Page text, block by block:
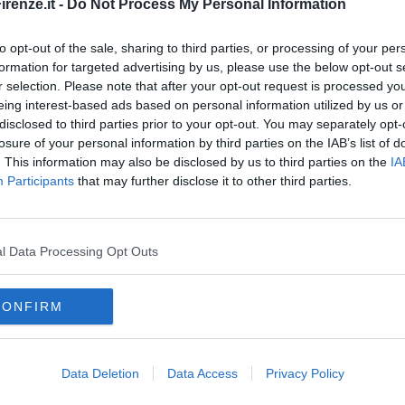
- Do Not Process My Personal Information
opt-out of the sale, sharing to third parties, or processing of your
for targeted advertising by us, please use the below opt-out
selection. Please note that after your opt-out request is processed
interest-based ads based on personal information utilized by us
to third parties prior to your opt-out. You may separately
of your personal information by third parties on the IAB’s list of
This information may also be disclosed by us to third parties on the
Participants that may further disclose it to other third parties.
Data Processing Opt Outs
Data Deletion Data Access Privacy Policy
trovare tutti i tipi di trattamenti: creme, maschere, gel, cerotti,
brand/24451/
lentamente, quindi il corpo non richiederà energia per
rapida digestione, provochiamo aumenti dei livelli di insulina,
di lavoro in palestra o esercizio aerobico per sudare. Questo
(nuoto,yoga, fitness), anche camminare, aiuta a disperdere un
che l'effetto maggiore è dato dalle classi a intervalli, quando i
porta ad un aumento di peso. Durante il riposo notturno,
i grassi.